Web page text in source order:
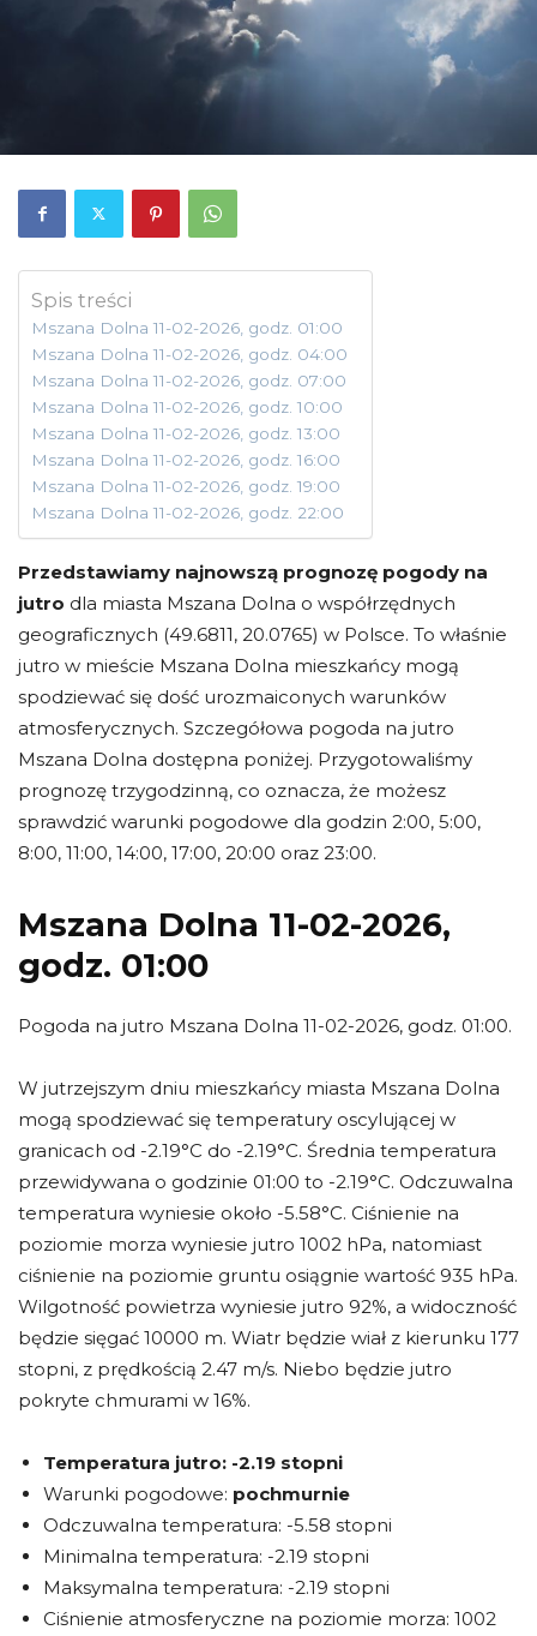
Spis treści
Mszana Dolna 11-02-2026, godz. 01:00
Mszana Dolna 11-02-2026, godz. 04:00
Mszana Dolna 11-02-2026, godz. 07:00
Mszana Dolna 11-02-2026, godz. 10:00
Mszana Dolna 11-02-2026, godz. 13:00
Mszana Dolna 11-02-2026, godz. 16:00
Mszana Dolna 11-02-2026, godz. 19:00
Mszana Dolna 11-02-2026, godz. 22:00
Przedstawiamy najnowszą prognozę pogody na
jutro dla miasta Mszana Dolna o współrzędnych
geograficznych (49.6811, 20.0765) w Polsce. To właśnie
jutro w mieście Mszana Dolna mieszkańcy mogą
spodziewać się dość urozmaiconych warunków
atmosferycznych. Szczegółowa pogoda na jutro
Mszana Dolna dostępna poniżej. Przygotowaliśmy
prognozę trzygodzinną, co oznacza, że możesz
sprawdzić warunki pogodowe dla godzin 2:00, 5:00,
8:00, 11:00, 14:00, 17:00, 20:00 oraz 23:00.
Mszana Dolna 11-02-2026,
godz. 01:00
Pogoda na jutro Mszana Dolna 11-02-2026, godz. 01:00.
W jutrzejszym dniu mieszkańcy miasta Mszana Dolna
mogą spodziewać się temperatury oscylującej w
granicach od -2.19°C do -2.19°C. Średnia temperatura
przewidywana o godzinie 01:00 to -2.19°C. Odczuwalna
temperatura wyniesie około -5.58°C. Ciśnienie na
poziomie morza wyniesie jutro 1002 hPa, natomiast
ciśnienie na poziomie gruntu osiągnie wartość 935 hPa.
Wilgotność powietrza wyniesie jutro 92%, a widoczność
będzie sięgać 10000 m. Wiatr będzie wiał z kierunku 177
stopni, z prędkością 2.47 m/s. Niebo będzie jutro
pokryte chmurami w 16%.
Temperatura jutro: -2.19 stopni
Warunki pogodowe: pochmurnie
Odczuwalna temperatura: -5.58 stopni
Minimalna temperatura: -2.19 stopni
Maksymalna temperatura: -2.19 stopni
Ciśnienie atmosferyczne na poziomie morza: 1002